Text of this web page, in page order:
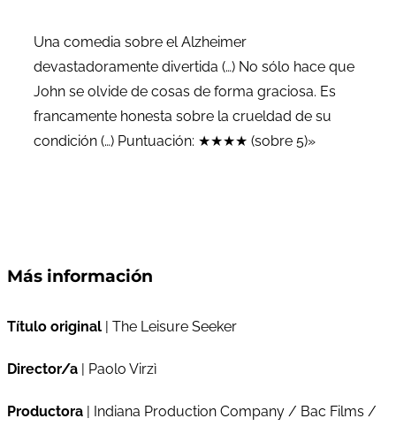
Una comedia sobre el Alzheimer
devastadoramente divertida (…) No sólo hace que
John se olvide de cosas de forma graciosa. Es
francamente honesta sobre la crueldad de su
condición (…) Puntuación: ★★★★ (sobre 5)»
Más información
Título original | The Leisure Seeker
Director/a | Paolo Virzì
Productora | Indiana Production Company / Bac Films /